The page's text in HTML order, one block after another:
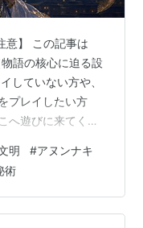
】 この記事は
語の核心に迫る設
していない方や、
プレイしたい方
へ遊びに来てくだ
はじめに この記
品『anemoi』ア
アヌンナキ」や
を受けたからで
明 #アヌンナキ
術